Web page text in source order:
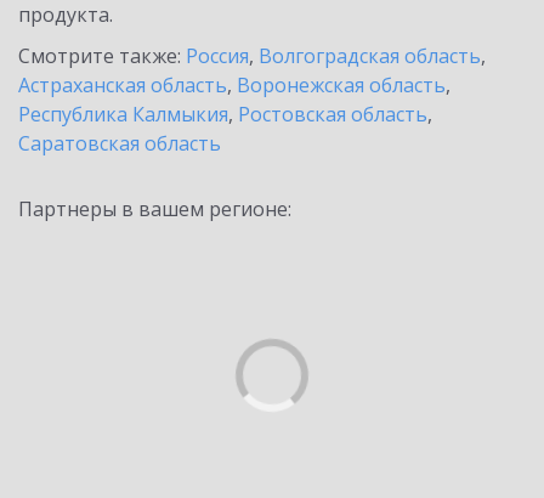
продукта.
Смотрите также: Россия, Волгоградская область,
Астраханская область, Воронежская область,
Республика Калмыкия, Ростовская область,
Саратовская область
Партнеры в вашем регионе: